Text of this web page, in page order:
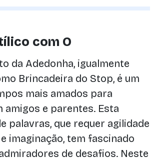
com O
da Adedonha, igualmente
Brincadeira do Stop, é um
mais amados para
amigos e parentes. Esta
palavras, que requer agilidade
imaginação, tem fascinado
de desafios. Neste